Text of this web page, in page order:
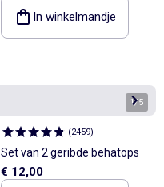
In winkelmandje
1/5
(2459)
Set van 2 geribde behatops
€ 12,00